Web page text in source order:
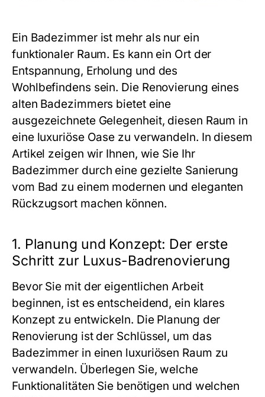
Ein Badezimmer ist mehr als nur ein
funktionaler Raum. Es kann ein Ort der
Entspannung, Erholung und des
Wohlbefindens sein. Die Renovierung eines
alten Badezimmers bietet eine
ausgezeichnete Gelegenheit, diesen Raum in
eine luxuriöse Oase zu verwandeln. In diesem
Artikel zeigen wir Ihnen, wie Sie Ihr
Badezimmer durch eine gezielte Sanierung
vom Bad zu einem modernen und eleganten
Rückzugsort machen können.
1. Planung und Konzept: Der erste
Schritt zur Luxus-Badrenovierung
Bevor Sie mit der eigentlichen Arbeit
beginnen, ist es entscheidend, ein klares
Konzept zu entwickeln. Die Planung der
Renovierung ist der Schlüssel, um das
Badezimmer in einen luxuriösen Raum zu
verwandeln. Überlegen Sie, welche
Funktionalitäten Sie benötigen und welchen